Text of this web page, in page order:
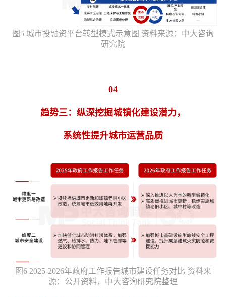
图5 城市投融资平台转型模式示意图 资料来源：中大咨询
研究院
04
趋势三：纵深挖掘城镇化建设潜力，
系统性提升城市运营品质
图6 2025-2026年政府工作报告城市建设任务对比 资料来
源：公开资料，中大咨询研究院整理